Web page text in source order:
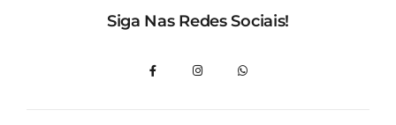
Siga Nas Redes Sociais!